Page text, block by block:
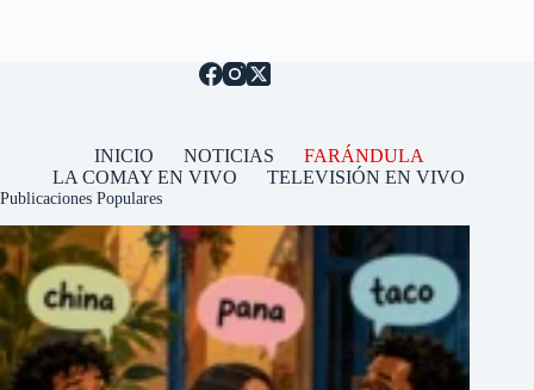
INICIO NOTICIAS
FARÁNDULA
LA COMAY EN VIVO
TELEVISIÓN EN VIVO
Publicaciones Populares